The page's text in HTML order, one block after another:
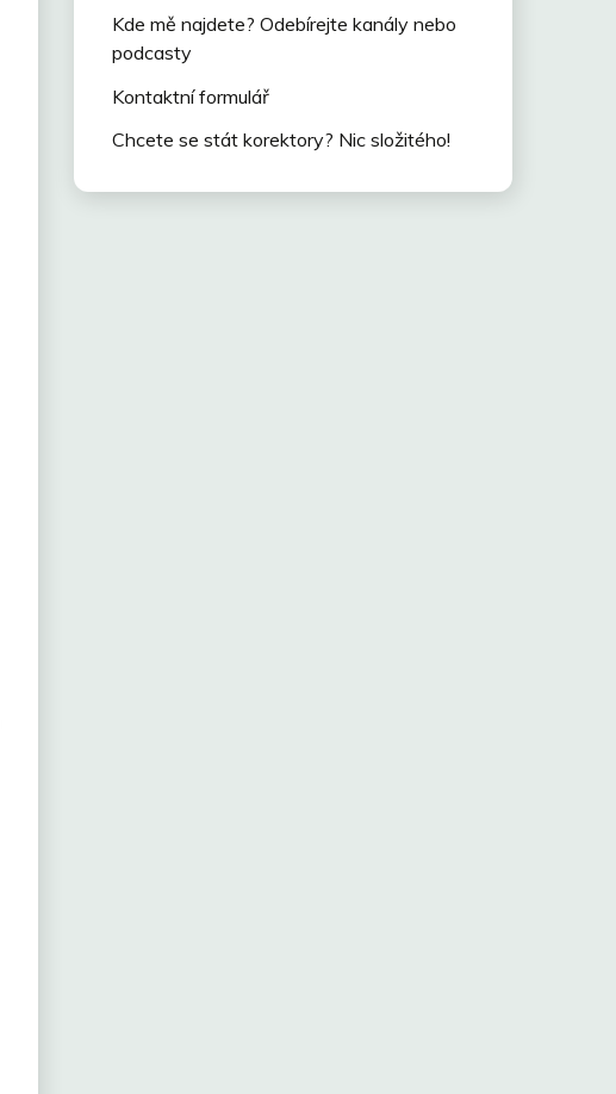
Kde mě najdete? Odebírejte kanály nebo
podcasty
Kontaktní formulář
Chcete se stát korektory? Nic složitého!